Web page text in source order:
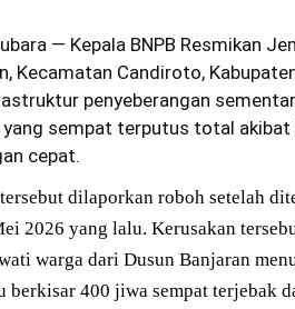
— Kepala BNPB Resmikan
Kecamatan Candiroto,
penyeberangan
sempat terputus total akibat
cepat.
dilaporkan roboh setelah
2026 yang lalu. Kerusakan
warga dari Dusun Banjaran
berkisar 400 jiwa sempat terjebak